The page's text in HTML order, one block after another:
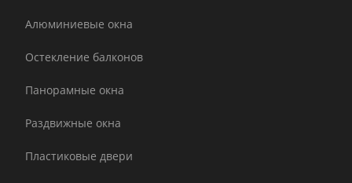
Алюминиевые окна
Остекление балконов
Панорамные окна
Раздвижные окна
Пластиковые двери